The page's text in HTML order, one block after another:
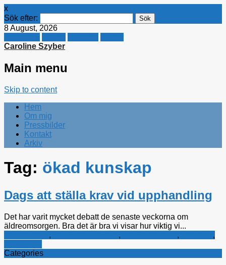
x
Sök efter:
8 August, 2026
Caroline Szyber
Main menu
Skip to content
Hem
Om mig
Pressbilder
Kontakt
Arkiv
Tag: ökad kunskap
Dags att ställa krav vid upphandling
Det har varit mycket debatt de senaste veckorna om
äldreomsorgen. Bra det är bra vi visar hur viktig vi...
, , ,
,
Categories